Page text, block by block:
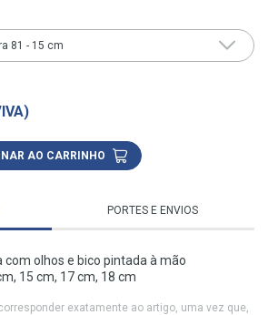
81 - 15 cm
AO CARRINHO
PORTES E ENVIOS
olhos e bico pintada à mão
15 cm, 17 cm, 18 cm
exatamente ao artigo, uma vez que,